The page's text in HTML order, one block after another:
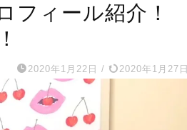
フィール紹介！
2020年1月22日 / 2020年1月27日